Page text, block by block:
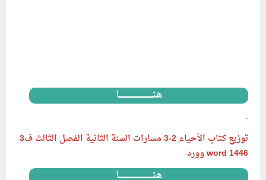
هنــــــــــــــــــــــــــــا
-
توزيع كتاب الأحياء 2-3 مسارات السنة الثانية الفصل الثالث ف3
1446word وورد
هنــــــــــــــــــــــــــــا